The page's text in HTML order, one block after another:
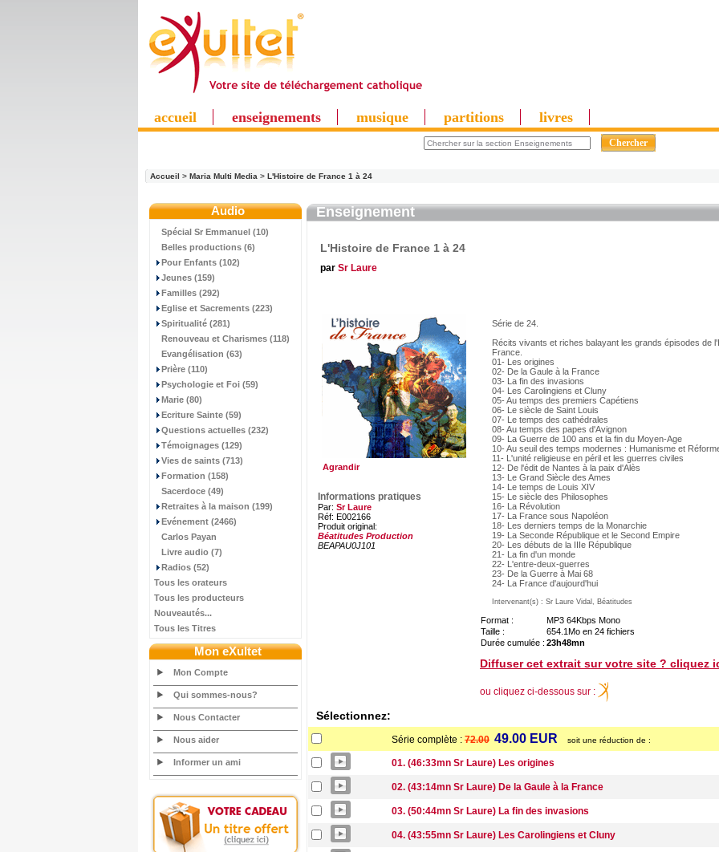
accueil enseignements musique partitions livres
Accueil > Maria Multi Media > L'Histoire de France 1 à 24
Audio
Spécial Sr Emmanuel (10)
Belles productions (6)
Pour Enfants (102)
Jeunes (159)
Familles (292)
Eglise et Sacrements (223)
Spiritualité (281)
Renouveau et Charismes (118)
Evangélisation (63)
Prière (110)
Psychologie et Foi (59)
Marie (80)
Ecriture Sainte (59)
Questions actuelles (232)
Témoignages (129)
Vies de saints (713)
Formation (158)
Sacerdoce (49)
Retraites à la maison (199)
Evénement (2466)
Carlos Payan
Livre audio (7)
Radios (52)
Tous les orateurs
Tous les producteurs
Nouveautés...
Tous les Titres
Mon eXultet
Mon Compte
Qui sommes-nous?
Nous Contacter
Nous aider
Informer un ami
Enseignement
L'Histoire de France 1 à 24
par Sr Laure
Agrandir
Informations pratiques
Par: Sr Laure
Réf: E002166
Produit original:
Béatitudes Production
BEAPAU0J101
Série de 24.
Récits vivants et riches balayant les grands épisodes de
France.
01- Les origines
02- De la Gaule à la France
03- La fin des invasions
04- Les Carolingiens et Cluny
05- Au temps des premiers Capétiens
06- Le siècle de Saint Louis
07- Le temps des cathédrales
08- Au temps des papes d'Avignon
09- La Guerre de 100 ans et la fin du Moyen-Age
10- Au seuil des temps modernes : Humanisme et
11- L'unité religieuse en péril et les guerres civiles
12- De l'édit de Nantes à la paix d'Alès
13- Le Grand Siècle des Ames
14- Le temps de Louis XIV
15- Le siècle des Philosophes
16- La Révolution
17- La France sous Napoléon
18- Les derniers temps de la Monarchie
19- La Seconde République et le Second Empire
20- Les débuts de la IIIe République
21- La fin d'un monde
22- L'entre-deux-guerres
23- De la Guerre à Mai 68
24- La France d'aujourd'hui
Intervenant(s) : Sr Laure Vidal, Béatitudes
Format :
MP3 64Kbps Mono
Taille :
654.1Mo en 24 fichiers
Durée cumulée : 23h48mn
Diffuser cet extrait sur votre site ? cliquez
ou cliquez ci-dessous sur :
Sélectionnez:
Série complète : 72.00 49.00 EUR soit une réduction de :
01. (46:33mn Sr Laure) Les origines
02. (43:14mn Sr Laure) De la Gaule à la France
03. (50:44mn Sr Laure) La fin des invasions
04. (43:55mn Sr Laure) Les Carolingiens et Cluny